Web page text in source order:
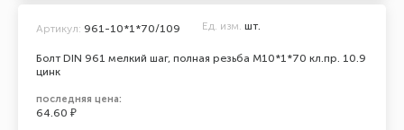
Болт DIN 961 мелкий шаг, полная резьба M10*1*70 кл.пр. 10.9
цинк
Артикул: 961-10*1*70/109 Ед. изм. шт.
последняя цена:
64.60 ₽